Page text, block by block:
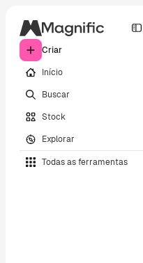
Criar
Início
Buscar
Stock
Explorar
Todas as ferramentas